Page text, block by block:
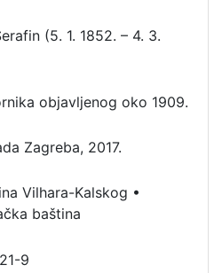
(5. 1. 1852. – 4. 3.
objavljenog oko 1909.
Zagreba, 2017.
Vilhara-Kalskog •
baština
9